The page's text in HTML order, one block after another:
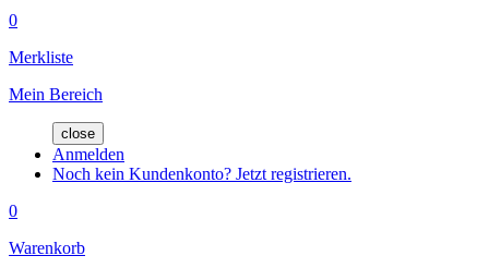
0
Merkliste
Mein Bereich
close
Anmelden
Noch kein Kundenkonto? Jetzt registrieren.
0
Warenkorb